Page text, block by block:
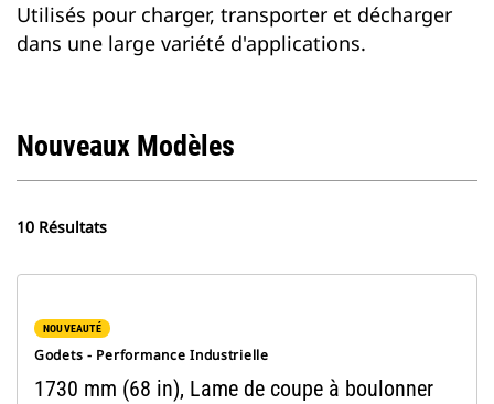
Utilisés pour charger, transporter et décharger
dans une large variété d'applications.
Nouveaux Modèles
10 Résultats
NOUVEAUTÉ
Godets - Performance Industrielle
1730 mm (68 in), Lame de coupe à boulonner